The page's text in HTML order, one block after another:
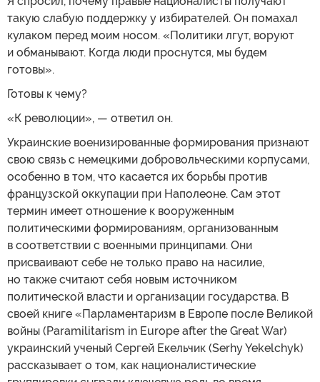
такую слабую поддержку у избирателей. Он помахал
кулаком перед моим носом. «Политики лгут, воруют
и обманывают. Когда люди проснутся, мы будем
готовы».
Готовы к чему?
«К революции», — ответил он.
Украинские военизированные формирования признают
свою связь с немецкими добровольческими корпусами,
особенно в том, что касается их борьбы против
французской оккупации при Наполеоне. Сам этот
термин имеет отношение к вооруженным
политическими формированиям, организованным
в соответствии с военными принципами. Они
присваивают себе не только право на насилие,
но также считают себя новым источником
политической власти и организации государства. В
своей книге «Парламентаризм в Европе после Великой
войны (Paramilitarism in Europe after the Great War)
украинский ученый Сергей Екельчик (Serhy Yekelchyk)
рассказывает о том, как националистические